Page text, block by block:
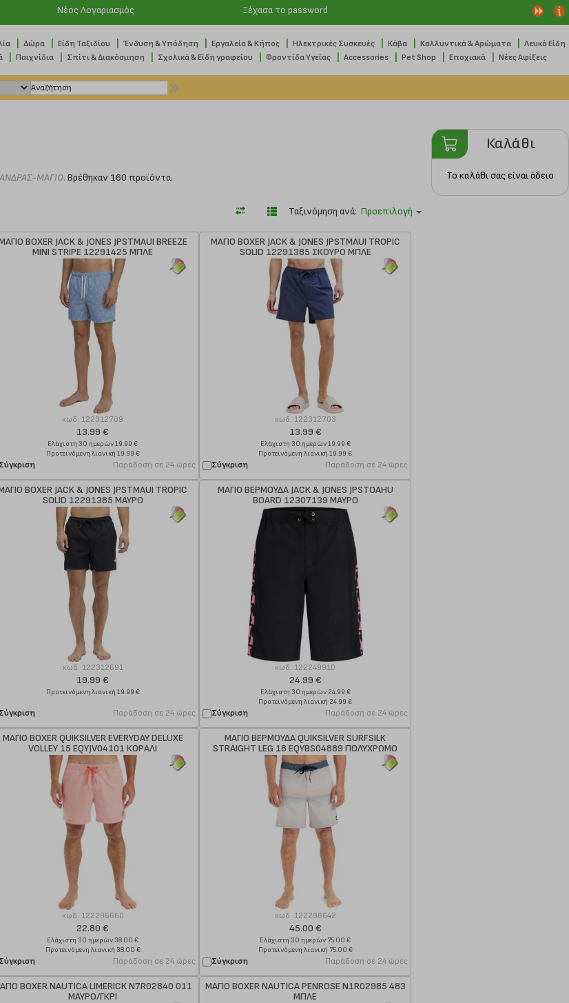
Νέος Λογαριασμός Ξέχασα το password
Δώρα Είδη Ταξιδίου Ένδυση & Υπόδηση Εργαλεία & Κήπος Ηλεκτρικές Συσκευές Κάβα Καλλυντικά & Αρώματα Λευκά Είδη
Παιχνίδια Σπίτι & Διακόσμηση Σχολικά & Είδη γραφείου Φροντίδα Υγείας Accessories Pet Shop Εποχιακά Νέες Αφίξεις
ΑΝΔΡΑΣ-ΜΑΓΙΟ.Βρέθηκαν 160 προϊόντα.
Ταξινόμηση ανά: Προεπιλογή
BOXER JACK & JONES JPSTMAUI BREEZE
MINI STRIPE 12291425 ΜΠΛΕ
κωδ. 122312709
13.99 €
Ελάχιστη 30 ημερών 19.99 €
Προτεινόμενη λιανική 19.99 €
Σύγκριση Παράδοση σε 24 ώρες
ΜΑΓΙΟ BOXER JACK & JONES JPSTMAUI TROPIC
SOLID 12291385 ΣΚΟΥΡΟ ΜΠΛΕ
κωδ. 122312703
13.99 €
Ελάχιστη 30 ημερών 19.99 €
Προτεινόμενη λιανική 19.99 €
Σύγκριση Παράδοση σε 24 ώρες
BOXER JACK & JONES JPSTMAUI TROPIC
SOLID 12291385 ΜΑΥΡΟ
κωδ. 122312691
19.99 €
Προτεινόμενη λιανική 19.99 €
Σύγκριση Παράδοση σε 24 ώρες
ΜΑΓΙΟ ΒΕΡΜΟΥΔΑ JACK & JONES JPSTOAHU
BOARD 12307139 ΜΑΥΡΟ
κωδ. 122249910
24.99 €
Ελάχιστη 30 ημερών 24.99 €
Προτεινόμενη λιανική 24.99 €
Σύγκριση Παράδοση σε 24 ώρες
ΜΑΓΙΟ BOXER QUIKSILVER EVERYDAY DELUXE
VOLLEY 15 EQYJV04101 ΚΟΡΑΛΙ
κωδ. 122296660
22.80 €
Ελάχιστη 30 ημερών 38.00 €
Προτεινόμενη λιανική 38.00 €
Σύγκριση Παράδοση σε 24 ώρες
ΜΑΓΙΟ ΒΕΡΜΟΥΔΑ QUIKSILVER SURFSILK
STRAIGHT LEG 18 EQYBS04889 ΠΟΛΥΧΡΩΜΟ
κωδ. 122296642
45.00 €
Ελάχιστη 30 ημερών 75.00 €
Προτεινόμενη λιανική 75.00 €
Σύγκριση Παράδοση σε 24 ώρες
BOXER NAUTICA LIMERICK N7R02840 011
ΜΑΥΡΟ/ΓΚΡΙ
ΜΑΓΙΟ BOXER NAUTICA PENROSE N1R02985 483
ΜΠΛΕ
Καλάθι
Το καλάθι σας είναι άδειο